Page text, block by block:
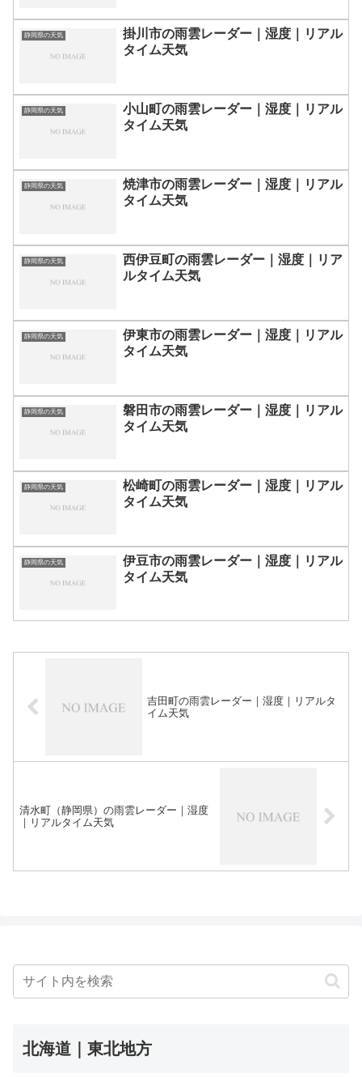
静岡県の天気
掛川市の雨雲レーダー｜湿度｜リアル
タイム天気
静岡県の天気
小山町の雨雲レーダー｜湿度｜リアル
タイム天気
静岡県の天気
焼津市の雨雲レーダー｜湿度｜リアル
タイム天気
静岡県の天気
西伊豆町の雨雲レーダー｜湿度｜リア
ルタイム天気
静岡県の天気
伊東市の雨雲レーダー｜湿度｜リアル
タイム天気
静岡県の天気
磐田市の雨雲レーダー｜湿度｜リアル
タイム天気
静岡県の天気
松崎町の雨雲レーダー｜湿度｜リアル
タイム天気
静岡県の天気
伊豆市の雨雲レーダー｜湿度｜リアル
タイム天気
吉田町の雨雲レーダー｜湿度｜リアルタ
イム天気
清水町（静岡県）の雨雲レーダー｜湿度
｜リアルタイム天気
北海道｜東北地方